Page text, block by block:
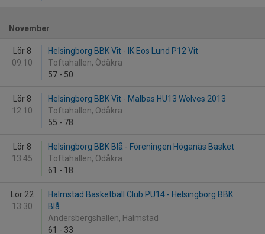
November
Lör 8
09:10
Helsingborg BBK Vit - IK Eos Lund P12 Vit
Toftahallen, Ödåkra
57 - 50
Lör 8
12:10
Helsingborg BBK Vit - Malbas HU13 Wolves 2013
Toftahallen, Ödåkra
55 - 78
Lör 8
13:45
Helsingborg BBK Blå - Föreningen Höganäs Basket
Toftahallen, Ödåkra
61 - 18
Lör 22
13:30
Halmstad Basketball Club PU14 - Helsingborg BBK
Blå
Andersbergshallen, Halmstad
61 - 33